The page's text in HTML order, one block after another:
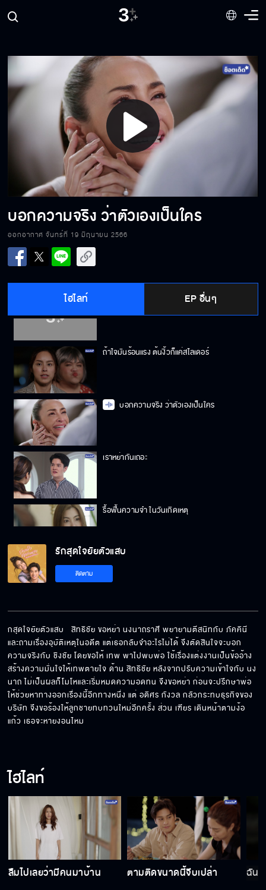
Play
Video
บอกความจริง ว่าตัวเองเป็นใคร
ออกอากาศ จันทร์ที่ 19 มิถุนายน 2566
ไฮไลท์ EP อื่นๆ
ถอดเสื้อให้หน่อย พี่ถอดเองไม่ได้
เราลองตรวจ DNA ก่อนดีไหมคะ
ขอโทษที่ทำให้เจ็บ
ถ้าใจมันร้อนแรง ต้นงิ้วก็แค่สไลเดอร์
บอกความจริง ว่าตัวเองเป็นใคร
เราหย่ากันเถอะ
รื้อฟื้นความจำ ในวันเกิดเหตุ
คนเดียวที่อยากจูบ คือเธอเท่านั้น
ถ้าสิ่งที่พูดเป็นเรื่องจริง สักวันก็คงต้องเห็น
ไม่อยากให้ใครมาพูดว่า ได้ดีเพราะบารมีพ่อ
ตีหน้าเศร้า เล่าความจริง
รักสุดใจยัยตัวแสบ
ติดตาม
กสุดใจยัยตัวแสบ   สิทธิชัย ขอหย่า นงนาถราศี พยายามตีสนิทกับ ภัคคินี
และถามเรื่องอุบัติเหตุในอดีต แต่เธอกลับจำอะไรไม่ได้ จึงตัดสินใจจะบอก
ความจริงกับ ชิงชัย โดยขอให้ เทพ พาไปพบพ่อ ใช้เรื่องแต่งงานเป็นข้ออ้าง
สร้างความมั่นใจให้เทพตายใจ ด้าน สิทธิชัย หลังจากปรับความเข้าใจกับ นง
นาถ ไม่เป็นผลก็โมโหและเริ่มหมดความอดทน จึงขอหย่า ก่อนจะปรึกษาพ่อ
ให้ช่วยหาทางออกเรื่องนี้อีกทางหนึ่ง แต่ อดิศร กังวล กลัวกระทบธุรกิจของ
บริษัท จึงขอร้องให้ลูกชายทบทวนใหม่อีกครั้ง ส่วน เฑียร เดินหน้าตามง้อ
แก้ว เธอจะหายงอนไหม
ไฮไลท์
ลืมไปเลยว่ามีคนมาบ้าน ตามติดขนาดนี้จีบเปล่า ฉันไ